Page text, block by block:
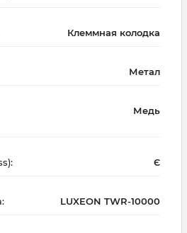
Клеммная колодка
Метал
Медь
Є
LUXEON TWR-10000